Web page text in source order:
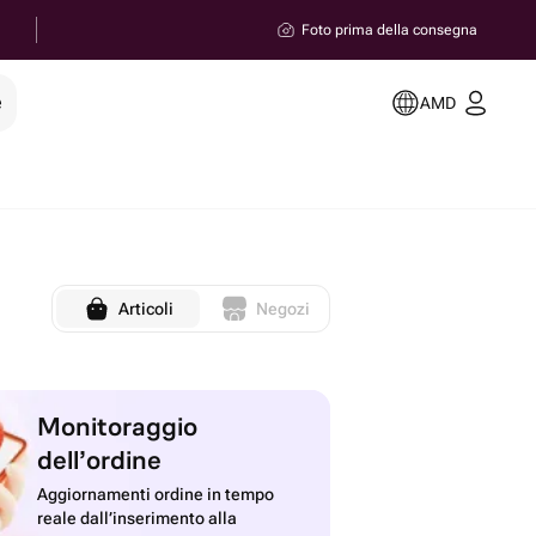
Foto prima della consegna
AMD
Articoli Negozi
Monitoraggio
dell’ordine
Aggiornamenti ordine in tempo
reale dall’inserimento alla